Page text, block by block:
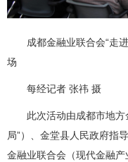
成都金融业联合会“走
场
每经记者 张祎 摄
此次活动由成都市地
局”）、金堂县人民政府指
金融业联合会（现代金融